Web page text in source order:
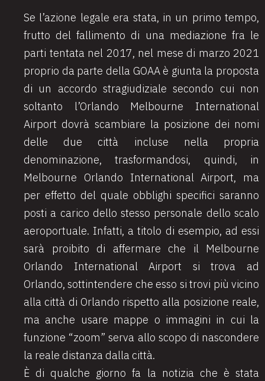
Se l’azione legale era stata, in un primo tempo,
frutto del fallimento di una mediazione fra le
parti tentata nel 2017, nel mese di marzo 2021
proprio da parte della GOAA è giunta la proposta
di un accordo stragiudiziale secondo cui non
soltanto l’Orlando Melbourne International
Airport dovrà scambiare la posizione dei nomi
delle due città incluse nella propria
denominazione, trasformandosi, quindi, in
Melbourne Orlando International Airport, ma
per effetto del quale obblighi specifici saranno
posti a carico dello stesso personale dello scalo
aeroportuale. Infatti, a titolo di esempio, ad essi
sarà proibito di affermare che il Melbourne
Orlando International Airport si trova ad
Orlando, sottintendere che esso si trovi più vicino
alla città di Orlando rispetto alla posizione reale,
ma anche usare mappe o immagini in cui la
funzione “zoom” serva allo scopo di nascondere
la reale distanza dalla città.
È di qualche giorno fa la notizia che è stata